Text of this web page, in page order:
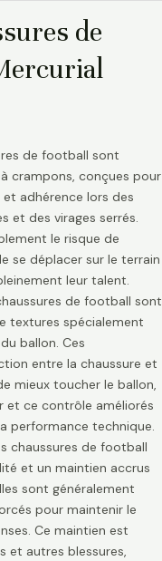
de
de football sont
crampons, conçues pour
adhérence lors des
et des virages serrés.
le risque de
se déplacer sur le terrain
leur talent.
de football sont
textures spécialement
ballon. Ces
entre la chaussure et
mieux toucher le ballon,
et ce contrôle améliorés
performance technique.
chaussures de football
et un maintien accrus
sont généralement
pour maintenir le
Ce maintien est
et autres blessures,